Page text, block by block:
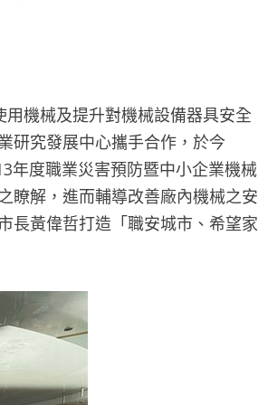
機械及提升對機械設備器具安全
研究發展中心攜手合作，於今
年度職業災害預防暨中小企業機械
瞭解，進而輔導改善廠內機械之安
長黃偉哲打造「職安城市、希望家